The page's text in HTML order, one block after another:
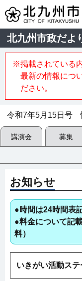
北九州市政だよ
※掲載されている
最新の情報につ
ださい。
令和7年5月15日号
講演会 募集
お知らせ
●時間は24時間表
●料金について記
料）
いきがい活動ス